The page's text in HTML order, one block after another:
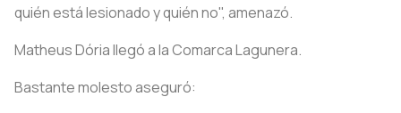
quién está lesionado y quién no", amenazó.
Matheus Dória llegó a la Comarca Lagunera.
Bastante molesto aseguró: